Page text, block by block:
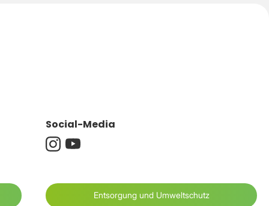
Entsorgung und Umweltschutz
Social-Media